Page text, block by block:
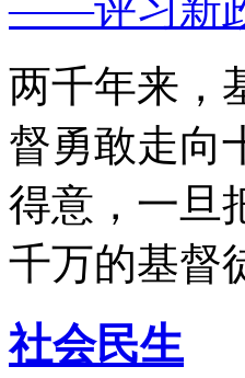
两千年来，
督勇敢走向
得意，一旦
千万的基督
社会民生